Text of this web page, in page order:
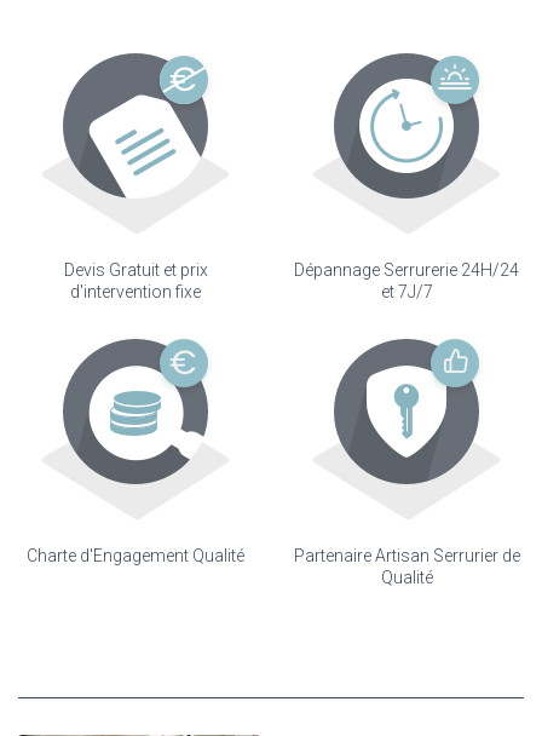
Devis Gratuit et prix
d'intervention fixe
Dépannage Serrurerie 24H/24
et 7J/7
Charte d'Engagement Qualité
Partenaire Artisan Serrurier de
Qualité